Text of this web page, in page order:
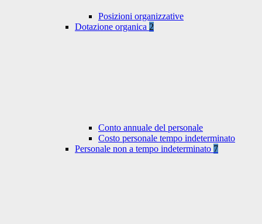
Posizioni organizzative
Dotazione organica 2
Conto annuale del personale
Costo personale tempo indeterminato
Personale non a tempo indeterminato 7